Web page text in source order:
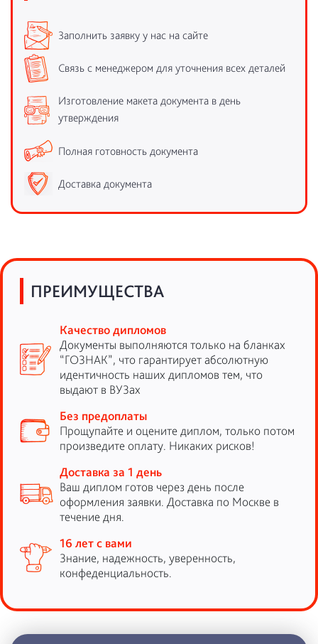
Заполнить заявку у нас на сайте
Связь с менеджером для уточнения всех деталей
Изготовление макета документа в день
утверждения
Полная готовность документа
Доставка документа
ПРЕИМУЩЕСТВА
Качество дипломов
Документы выполняются только на бланках
“ГОЗНАК”, что гарантирует абсолютную
идентичность наших дипломов тем, что
выдают в ВУЗах
Без предоплаты
Прощупайте и оцените диплом, только потом
произведите оплату. Никаких рисков!
Доставка за 1 день
Ваш диплом готов через день после
оформления заявки. Доставка по Москве в
течение дня.
16 лет с вами
Знание, надежность, уверенность,
конфеденциальность.